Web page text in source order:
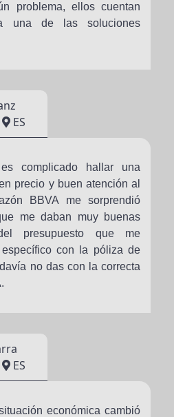
problema, ellos cuentan
una de las soluciones
ES
complicado hallar una
precio y buen atención al
BBVA me sorprendió
me daban muy buenas
presupuesto que me
con la póliza de
no das con la correcta
ES
económica cambió